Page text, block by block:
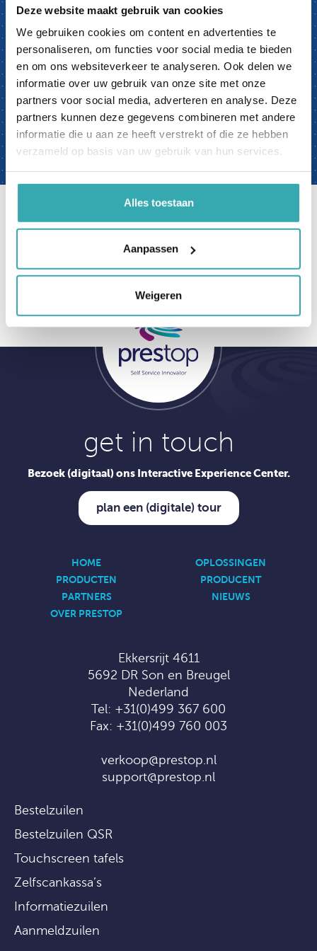
Deze website maakt gebruik van cookies
We gebruiken cookies om content en advertenties te
personaliseren, om functies voor social media te bieden
en om ons websiteverkeer te analyseren. Ook delen we
informatie over uw gebruik van onze site met onze
partners voor social media, adverteren en analyse. Deze
partners kunnen deze gegevens combineren met andere
informatie die u aan ze heeft verstrekt of die ze hebben
verzameld op basis van uw gebruik van hun services.
Alles toestaan
Aanpassen
Weigeren
kunnen tonen.
Liever online? Onze specialisten lopen graag met
de iPhone met Zoom door ons Interactieve
Experience Center. Live worden de beelden
getoond en kun je direct vanuit thuis/werk
vragen stellen.
boek nu een afspraak
get in touch
Bezoek (digitaal) ons Interactive Experience Center.
plan een (digitale) tour
HOME
OPLOSSINGEN
PRODUCTEN
PRODUCENT
PARTNERS
NIEUWS
OVER PRESTOP
Ekkersrijt 4611
5692 DR Son en Breugel
Nederland
Tel: +31(0)499 367 600
Fax: +31(0)499 760 003
verkoop@prestop.nl
support@prestop.nl
Bestelzuilen
Bestelzuilen QSR
Touchscreen tafels
Zelfscankassa’s
Informatiezuilen
Aanmeldzuilen